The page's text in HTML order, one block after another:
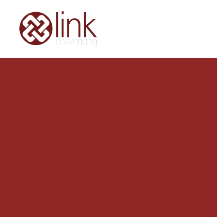
Skip to main content